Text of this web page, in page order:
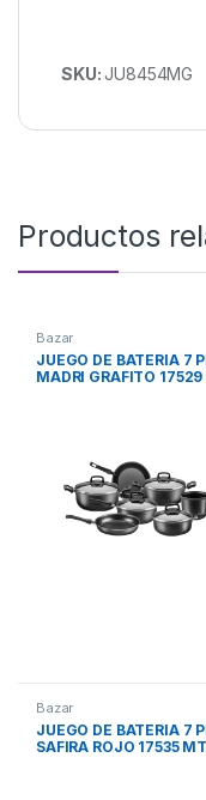
SKU:JU8454MG
Productos
Bazar
JUEGO DE BATERIA 7
MADRI GRAFITO
Bazar
JUEGO DE BATERIA 7
SAFIRA ROJO 17535